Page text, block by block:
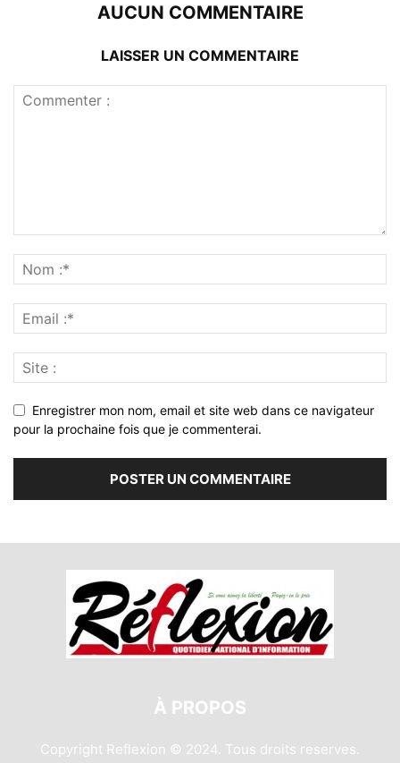
AUCUN COMMENTAIRE
LAISSER UN COMMENTAIRE
Enregistrer mon nom, email et site web dans ce navigateur
pour la prochaine fois que je commenterai.
À PROPOS
Copyright Reflexion © 2024. Tous droits reserves.